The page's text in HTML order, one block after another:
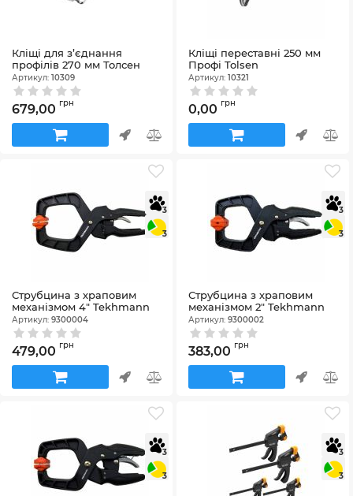
Кліщі для з’єднання
профілів 270 мм Толсен
Артикул: 10309
679,00 грн
Кліщі переставні 250 мм
Профі Tolsen
Артикул: 10321
0,00 грн
3
3
Струбцина з храповим
механізмом 4" Tekhmann
Артикул: 9300004
479,00 грн
3
3
Струбцина з храповим
механізмом 2" Tekhmann
Артикул: 9300002
383,00 грн
3
3
3
3